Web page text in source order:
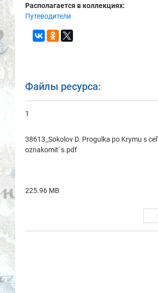
Располагается в коллекциях:
Путеводители
Файлы ресурса:
1
38613_Sokolov D. Progulka po Krymu s
oznakomit' s.pdf
225.96 MB